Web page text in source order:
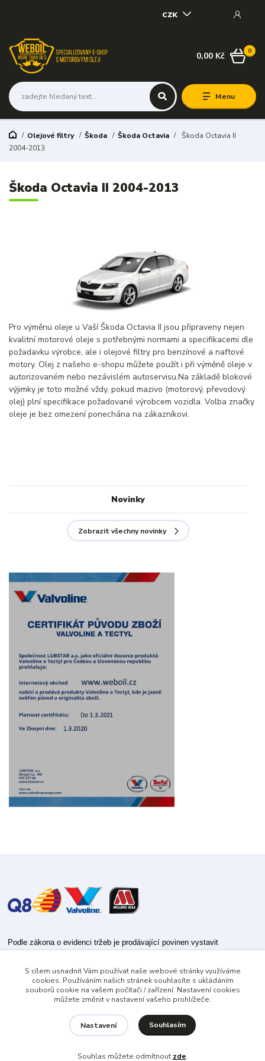
Menu
CZK
0
0,00 Kč
Olejové filtry Škoda Škoda Octavia
Škoda Octavia II
2004-2013
Škoda Octavia II 2004-2013
Pro výměnu oleje u Vaší Škoda Octavia II jsou připraveny nejen
kvalitní motorové oleje s potřebnými normami a specifikacemi dle
požadavku výrobce, ale i olejové filtry pro benzínové a naftové
motory. Olej z našeho e-shopu můžete použít i při výměně oleje v
autorizovaném nebo nezávislém autoservisu.Na základě blokové
výjimky je toto možné vždy, pokud mazivo (motorový, převodový
olej) plní specifikace požadované výrobcem vozidla. Volba značky
oleje je bez omezení ponechána na zákazníkovi.
Novinky
Zobrazit všechny novinky
Podle zákona o evidenci tržeb je prodávající povinen vystavit
Zároveň je povinen zaevidovat přijatou tržbu u správce daně online; v
případě technického výpadku pak nejpozději do 48 hodin.
S cílem usnadnit Vám používat naše webové stránky využíváme
cookies. Používáním našich stránek souhlasíte s ukládáním
souborů cookie na vašem počítači / zařízení. Nastavení cookies
můžete změnit v nastavení vašeho prohlížeče.
Nastavení Souhlasím
Souhlas můžete odmítnout zde.